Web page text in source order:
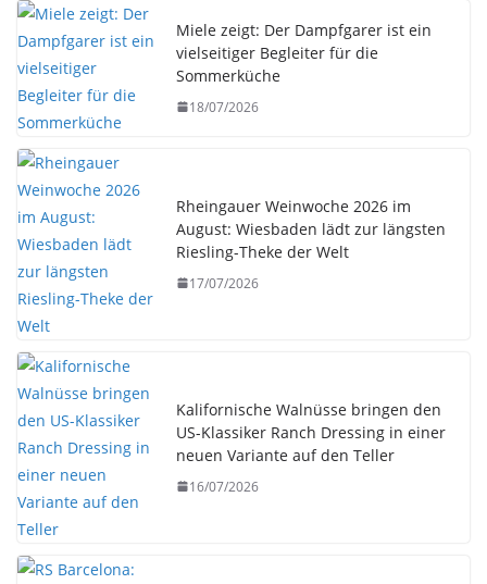
Miele zeigt: Der Dampfgarer ist ein
vielseitiger Begleiter für die
Sommerküche
18/07/2026
Rheingauer Weinwoche 2026 im
August: Wiesbaden lädt zur längsten
Riesling-Theke der Welt
17/07/2026
Kalifornische Walnüsse bringen den
US-Klassiker Ranch Dressing in einer
neuen Variante auf den Teller
16/07/2026